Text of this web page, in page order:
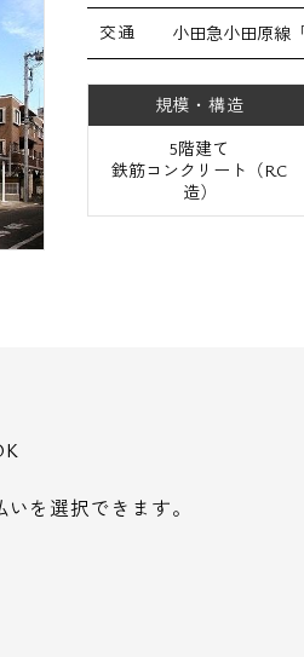
交通 小田急小田原線
規模・構造
5階建て
鉄筋コンクリート（RC
造）
を選択できます。